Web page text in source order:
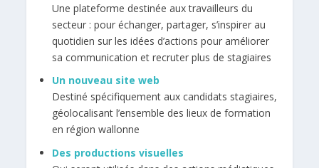
Une plateforme destinée aux travailleurs du
secteur : pour échanger, partager, s’inspirer au
quotidien sur les idées d’actions pour améliorer
sa communication et recruter plus de stagiaires
Un nouveau site web
Destiné spécifiquement aux candidats stagiaires,
géolocalisant l’ensemble des lieux de formation
en région wallonne
Des productions visuelles